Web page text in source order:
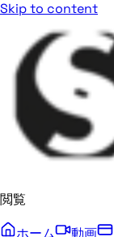
Skip to content
閲覧
ホーム
動画